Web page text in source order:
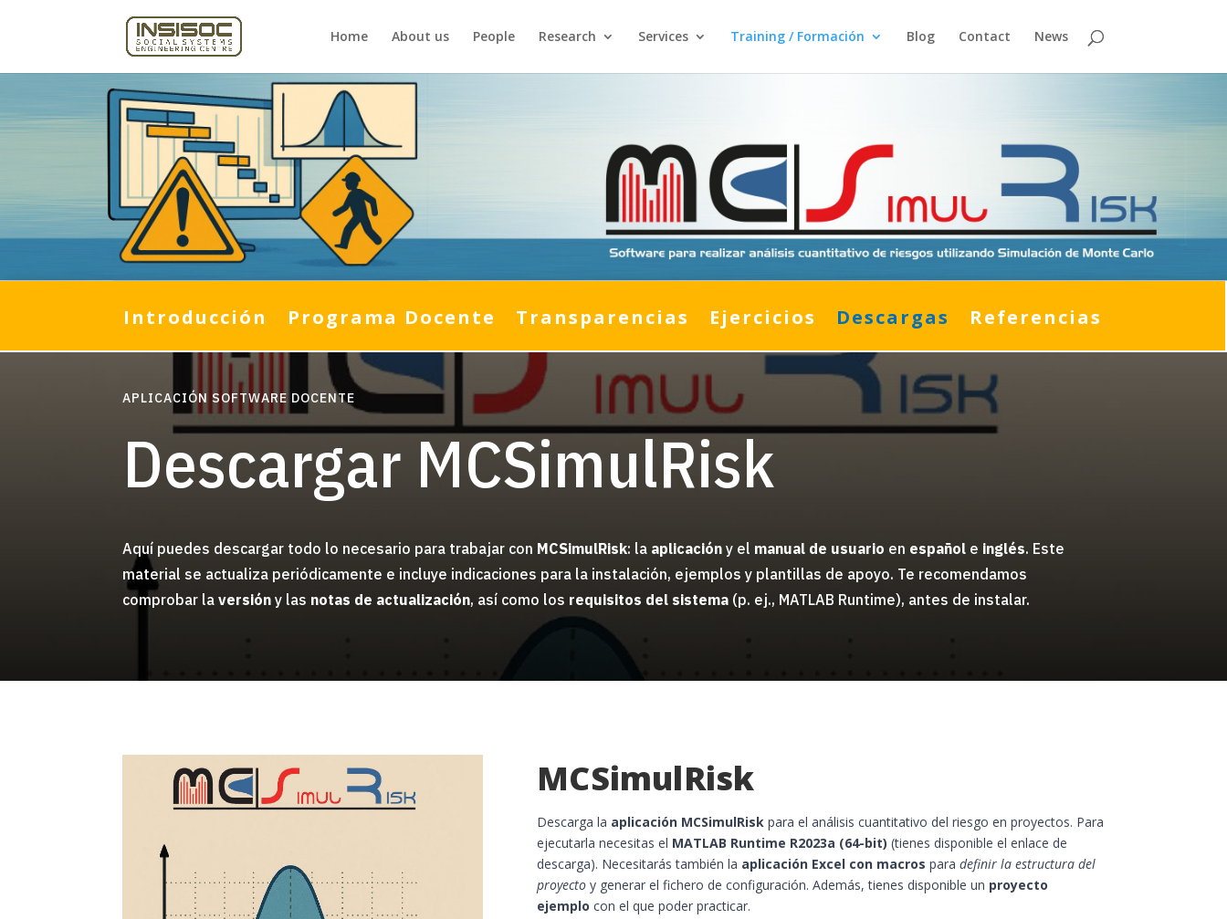
Home About us People Research Services Training / Formación Blog Contact News
Introducción Programa Docente Transparencias Ejercicios Descargas Referencias
APLICACIÓN SOFTWARE DOCENTE
Descargar MCSimulRisk
Aquí puedes descargar todo lo necesario para trabajar con MCSimulRisk: la aplicación y el manual de usuario en español e inglés. Este
material se actualiza periódicamente e incluye indicaciones para la instalación, ejemplos y plantillas de apoyo. Te recomendamos
comprobar laversión y las notas de actualización, así como los requisitos del sistema (p. ej., MATLAB Runtime), antes de instalar.
MCSimulRisk
Descarga la aplicación MCSimulRisk para el análisis cuantitativo del riesgo en proyectos. Para
ejecutarla necesitas el MATLAB Runtime R2023a (64-bit) (tienes disponible el enlace de
descarga). Necesitarás también la aplicación Excel con macros paradefinir la estructura del
proyecto y generar el fichero de configuración. Además, tienes disponible un proyecto
ejemplo con el que poder practicar.